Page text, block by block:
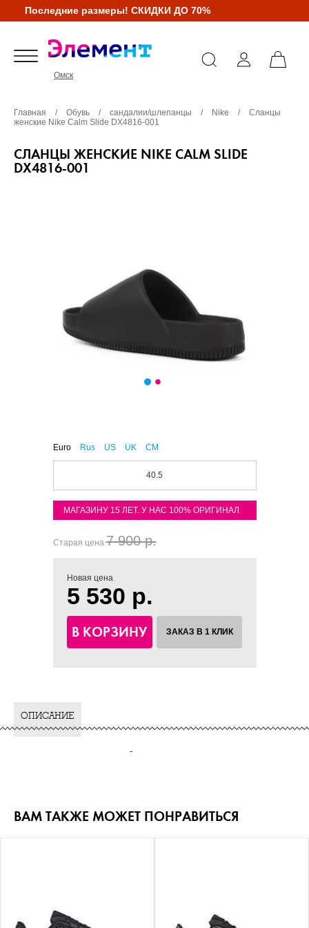
Последние размеры! СКИДКИ ДО 70%
Омск
Главная / Обувь / сандалии/шлепанцы / Nike /
Сланцы
женские Nike Calm Slide DX4816-001
СЛАНЦЫ ЖЕНСКИЕ NIKE CALM SLIDE
DX4816-001
Euro Rus US UK CM
40.5
МАГАЗИНУ 15 ЛЕТ. У НАС 100% ОРИГИНАЛ
Старая цена7 900 р.
Новая цена
5 530 р.
В КОРЗИНУ ЗАКАЗ В 1 КЛИК
ОПИСАНИЕ
-
ВАМ ТАКЖЕ МОЖЕТ ПОНРАВИТЬСЯ